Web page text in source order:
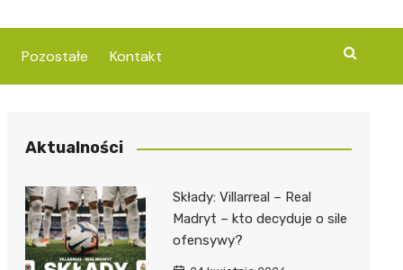
Pozostałe Kontakt
Aktualności
Składy: Villarreal – Real
Madryt – kto decyduje o sile
ofensywy?